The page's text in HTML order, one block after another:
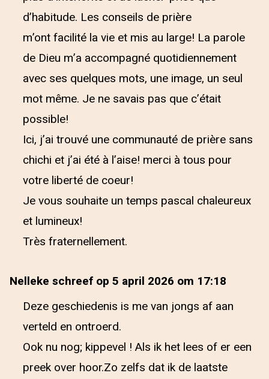
d’habitude. Les conseils de prière
m’ont facilité la vie et mis au large! La parole
de Dieu m’a accompagné quotidiennement
avec ses quelques mots, une image, un seul
mot même. Je ne savais pas que c’était
possible!
Ici, j’ai trouvé une communauté de prière sans
chichi et j’ai été à l’aise! merci à tous pour
votre liberté de coeur!
Je vous souhaite un temps pascal chaleureux
et lumineux!
Très fraternellement.
Nelleke schreef op 5 april 2026 om 17:18
Deze geschiedenis is me van jongs af aan
verteld en ontroerd.
Ook nu nog; kippevel ! Als ik het lees of er een
preek over hoor.Zo zelfs dat ik de laatste